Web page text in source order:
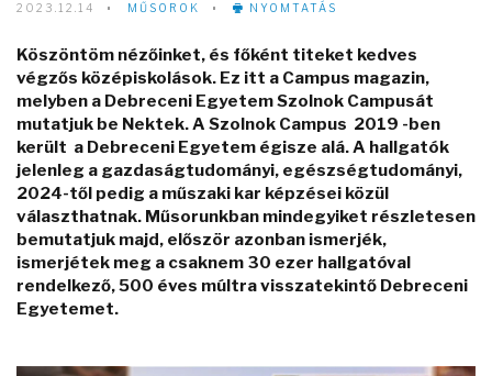
2023.12.14 MŰSOROK NYOMTATÁS
Köszöntöm nézőinket, és főként titeket kedves
végzős középiskolások. Ez itt a Campus magazin,
melyben a Debreceni Egyetem Szolnok Campusát
mutatjuk be Nektek. A Szolnok Campus 2019 -ben
került a Debreceni Egyetem égisze alá. A hallgatók
jelenleg a gazdaságtudományi, egészségtudományi,
2024-től pedig a műszaki kar képzései közül
választhatnak. Műsorunkban mindegyiket részletesen
bemutatjuk majd, először azonban ismerjék,
ismerjétek meg a csaknem 30 ezer hallgatóval
rendelkező, 500 éves múltra visszatekintő Debreceni
Egyetemet.